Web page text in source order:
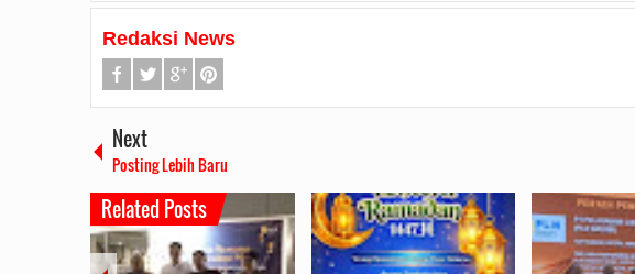
Redaksi News
Next
Posting Lebih Baru
Related Posts